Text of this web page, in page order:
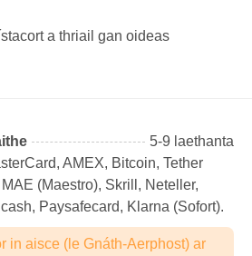
a thriail gan oideas
5-9 laethanta
AMEX, Bitcoin, Tether
(Maestro), Skrill, Neteller,
Paysafecard, Klarna (Sofort).
in aisce (le Gnáth-Aerphost) ar